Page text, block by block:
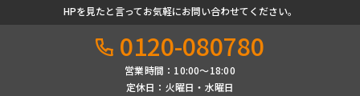
HPを見たと言ってお気軽にお問い合わせてください。
0120-080780
営業時間：10:00〜18:00
定休日：火曜日・水曜日